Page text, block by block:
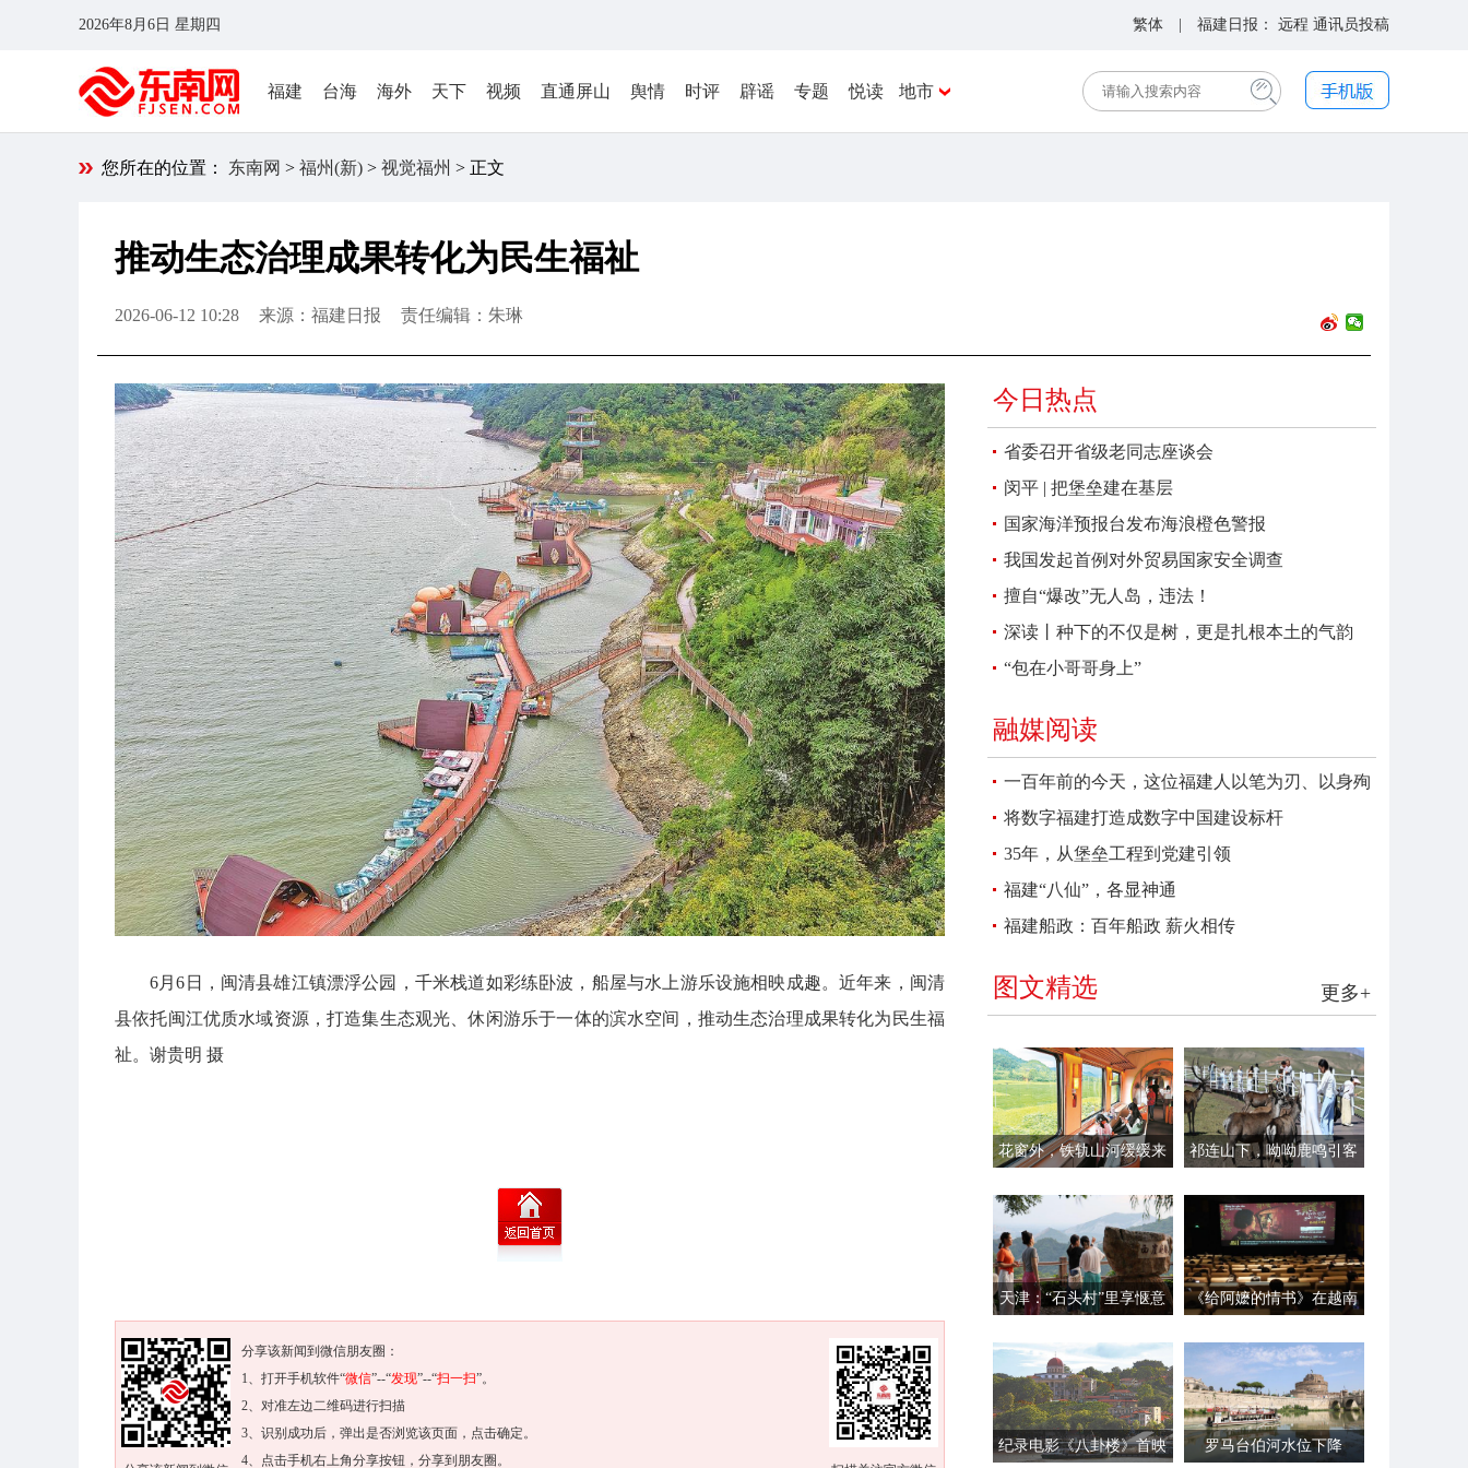
2026年8月6日 星期四 繁体 | 福建日报： 远程 通讯员投稿
福建 台海 海外 天下 视频 直通屏山 舆情 时评 辟谣 专题 悦读 地市
您所在的位置： 东南网 > 福州(新) > 视觉福州 > 正文
推动生态治理成果转化为民生福祉
2026-06-12 10:28 来源：福建日报 责任编辑：朱琳
6月6日，闽清县雄江镇漂浮公园，千米栈道如彩练卧波，船屋与水上游乐设施相映成趣。近年来，闽清
县依托闽江优质水域资源，打造集生态观光、休闲游乐于一体的滨水空间，推动生态治理成果转化为民生福
祉。谢贵明 摄
分享该新闻到微信朋友圈：
1、打开手机软件“微信”--“发现”--“扫一扫”。
2、对准左边二维码进行扫描
3、识别成功后，弹出是否浏览该页面，点击确定。
4、点击手机右上角分享按钮，分享到朋友圈。
今日热点
省委召开省级老同志座谈会
闵平 | 把堡垒建在基层
国家海洋预报台发布海浪橙色警报
我国发起首例对外贸易国家安全调查
擅自“爆改”无人岛，违法！
深读丨种下的不仅是树，更是扎根本土的气韵
“包在小哥哥身上”
融媒阅读
一百年前的今天，这位福建人以笔为刃、以身殉
报
将数字福建打造成数字中国建设标杆
35年，从堡垒工程到党建引领
福建“八仙”，各显神通
福建船政：百年船政 薪火相传
更多+
图文精选
花窗外，铁轨山河缓缓来
祁连山下，呦呦鹿鸣引客
天津：“石头村”里享惬意
《给阿嬷的情书》在越南
纪录电影《八卦楼》首映 罗马台伯河水位下降